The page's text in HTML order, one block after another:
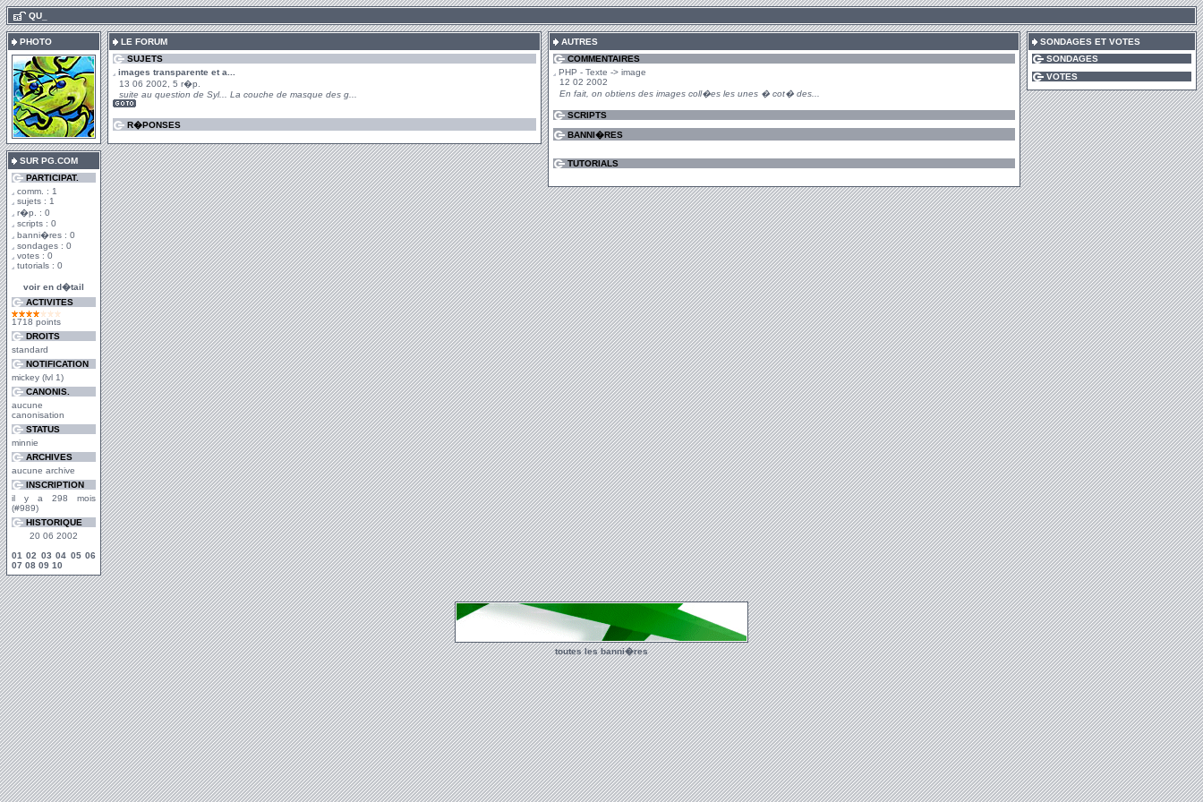
QU_
PHOTO
SUR PG.COM
PARTICIPAT.
comm. : 1
sujets : 1
r�p. : 0
scripts : 0
banni�res : 0
sondages : 0
votes : 0
tutorials : 0
voir en d�tail
ACTIVITES
1718 points
DROITS
standard
NOTIFICATION
mickey (lvl 1)
CANONIS.
aucune
canonisation
STATUS
minnie
ARCHIVES
aucune archive
INSCRIPTION
il y a 298 mois
(#989)
HISTORIQUE
20 06 2002
01 02 03 04 05 06
07 08 09 10
LE FORUM
SUJETS
images transparente et a...
13 06 2002, 5 r�p.
suite au question de Syl... La couche de masque des g...
R�PONSES
AUTRES
COMMENTAIRES
PHP - Texte -> image
12 02 2002
En fait, on obtiens des images coll�es les unes � cot� des...
SCRIPTS
BANNI�RES
TUTORIALS
SONDAGES ET VOTES
SONDAGES
VOTES
toutes les banni�res